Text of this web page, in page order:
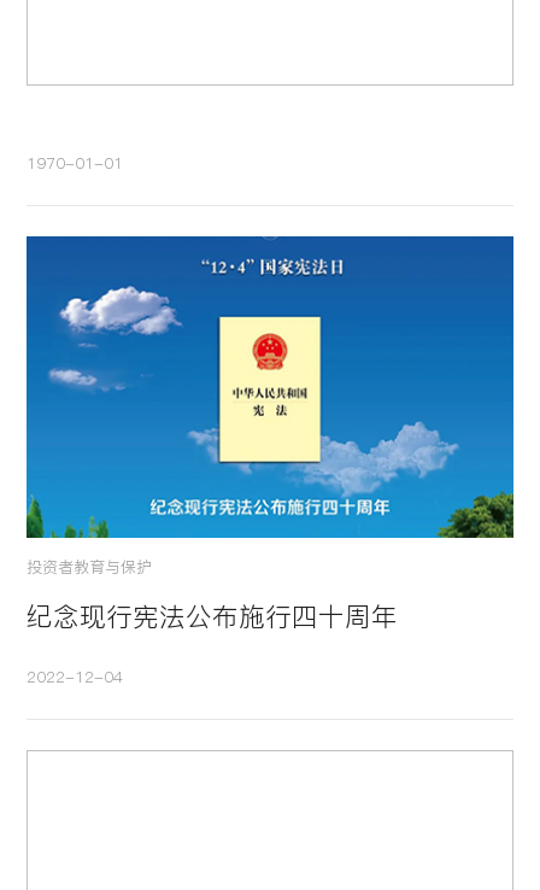
1970-01-01
投资者教育与保护
纪念现行宪法公布施行四十周年
2022-12-04